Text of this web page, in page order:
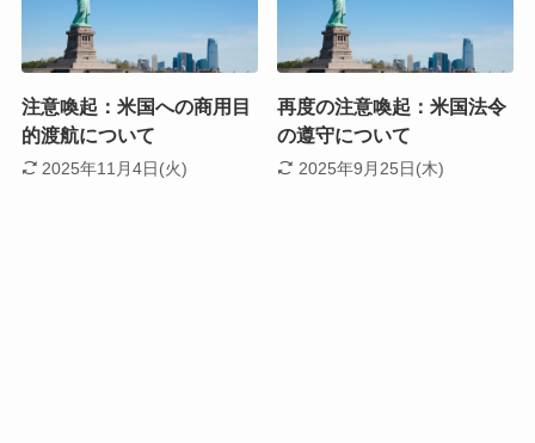
注意喚起：米国への商用目
的渡航について
2025年11月4日(火)
再度の注意喚起：米国法令
の遵守について
2025年9月25日(木)